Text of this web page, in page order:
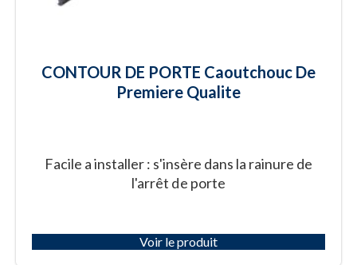
CONTOUR DE PORTE Caoutchouc De
Premiere Qualite
Facile a installer : s'insère dans la rainure de
l'arrêt de porte
Voir le produit